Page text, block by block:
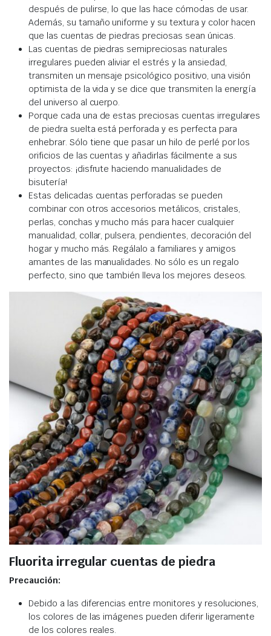
después de pulirse, lo que las hace cómodas de usar.
Además, su tamaño uniforme y su textura y color hacen
que las cuentas de piedras preciosas sean únicas.
Las cuentas de piedras semipreciosas naturales
irregulares pueden aliviar el estrés y la ansiedad,
transmiten un mensaje psicológico positivo, una visión
optimista de la vida y se dice que transmiten la energía
del universo al cuerpo.
Porque cada una de estas preciosas cuentas irregulares
de piedra suelta está perforada y es perfecta para
enhebrar. Sólo tiene que pasar un hilo de perlé por los
orificios de las cuentas y añadirlas fácilmente a sus
proyectos: ¡disfrute haciendo manualidades de
bisutería!
Estas delicadas cuentas perforadas se pueden
combinar con otros accesorios metálicos, cristales,
perlas, conchas y mucho más para hacer cualquier
manualidad, collar, pulsera, pendientes, decoración del
hogar y mucho más. Regálalo a familiares y amigos
amantes de las manualidades. No sólo es un regalo
perfecto, sino que también lleva los mejores deseos.
Fluorita irregular cuentas de piedra
Precaución:
Debido a las diferencias entre monitores y resoluciones,
los colores de las imágenes pueden diferir ligeramente
de los colores reales.